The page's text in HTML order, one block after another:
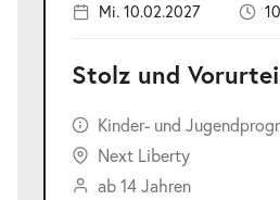
Mi. 10.02.2027
Stolz und
Kinder- und
Next Liberty
ab 14 Jahren